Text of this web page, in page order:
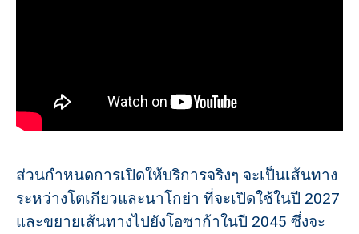
ส่วนกำหนดการเปิดให้บริการจริงๆ จะเป็นเส้นทาง
ระหว่างโตเกียวและนาโกย่า ที่จะเปิดใช้ในปี 2027
และขยายเส้นทางไปยังโอซาก้าในปี 2045 ซึ่งจะ